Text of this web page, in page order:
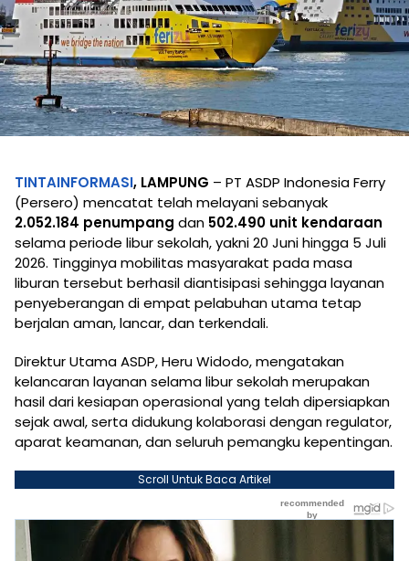
TINTAINFORMASI, LAMPUNG – PT ASDP Indonesia Ferry
(Persero) mencatat telah melayani sebanyak
2.052.184 penumpang dan 502.490 unit kendaraan
selama periode libur sekolah, yakni 20 Juni hingga 5 Juli
2026. Tingginya mobilitas masyarakat pada masa
liburan tersebut berhasil diantisipasi sehingga layanan
penyeberangan di empat pelabuhan utama tetap
berjalan aman, lancar, dan terkendali.
Direktur Utama ASDP, Heru Widodo, mengatakan
kelancaran layanan selama libur sekolah merupakan
hasil dari kesiapan operasional yang telah dipersiapkan
sejak awal, serta didukung kolaborasi dengan regulator,
aparat keamanan, dan seluruh pemangku kepentingan.
Scroll Untuk Baca Artikel